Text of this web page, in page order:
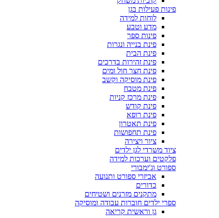
פינות פעילות בגן
לוחות למידה
מדע וטבע
פינות ספר
פינת בנייה ונגרות
פינת הבית
פינת זהירות בדרכים
פינת חצר חול ומים
פינת מוסיקה וקשב
פינת מטבח
פינת מרכז קניות
פינת קודש
פינת רופא
פינת תאטרון
פינת תחפושות
ציור ויצירה
ציוד משרדי לגן ילדים
פלקטים וערכות למידה
ספורט וג'ימבורי
אביזרי ספורט ותנועה
כדורים
מתקנים מזרנים ושטיחים
ספרי ילדים חוברות עבודה ומוסיקה
גן וראשית קריאה